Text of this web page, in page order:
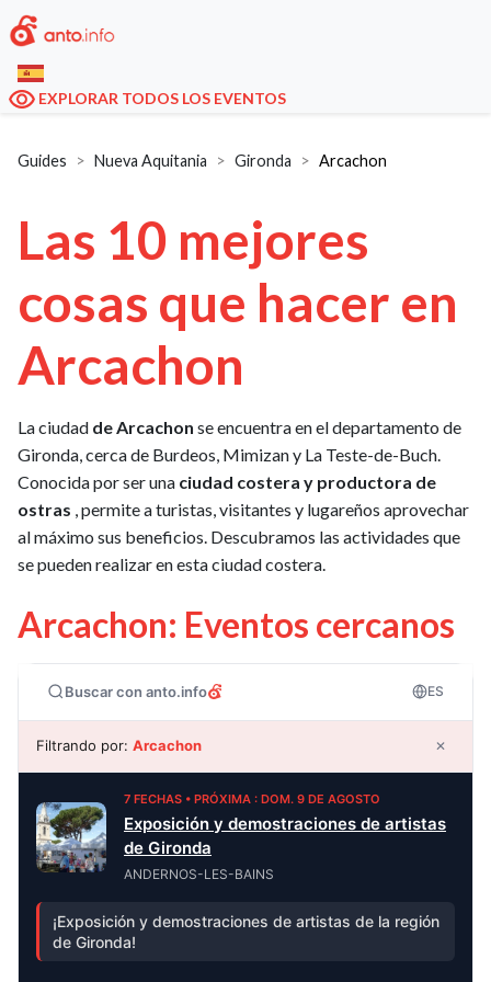
EXPLORAR TODOS LOS EVENTOS
Guides Nueva Aquitania Gironda Arcachon
Las 10 mejores
cosas que hacer en
Arcachon
La ciudad de Arcachon se encuentra en el departamento de
Gironda, cerca de Burdeos, Mimizan y La Teste-de-Buch.
Conocida por ser una ciudad costera y productora de
ostras , permite a turistas, visitantes y lugareños aprovechar
al máximo sus beneficios. Descubramos las actividades que
se pueden realizar en esta ciudad costera.
Arcachon: Eventos cercanos
Buscar con anto.info ES
Filtrando por: Arcachon ✕
7 FECHAS • PRÓXIMA : DOM. 9 DE AGOSTO
Exposición y demostraciones de artistas
de Gironda
ANDERNOS-LES-BAINS
¡Exposición y demostraciones de artistas de la región
de Gironda!